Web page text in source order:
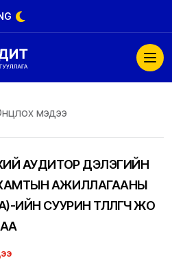
мэдээ
АУДИТОР ДЭЛЭГИЙН
АЖИЛЛАГААНЫ
СУУРИН ТӨЛӨӨЛӨГЧ ЖО